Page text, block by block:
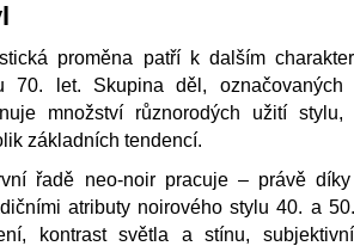
proměna patří k dalším
70. let. Skupina děl,
množství různorodých užití
základních tendencí.
řadě neo-noir pracuje – právě
atributy noirového stylu 40. a
kontrast světla a stínu,